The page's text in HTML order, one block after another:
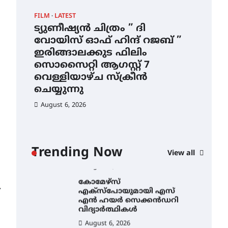
FILM LATEST
ട്യുണീഷ്യൻ ചിത്രം ” ദി
വോയിസ് ഓഫ് ഹിന്ദ് റജബ് ”
ഇരിങ്ങാലക്കുട ഫിലിം
സൊസൈറ്റി ആഗസ്റ്റ് 7
വെള്ളിയാഴ്ച സ്‌ക്രീൻ
ചെയ്യുന്നു
August 6, 2026
Trending Now View all
യുടെ നേട്ടം പ്രതിസന്ധികളോട്
പൊരുതി
August 5, 2026
ട്യുണീഷ്യൻ ചിത്രം ” ദി
വോയിസ് ഓഫ് ഹിന്ദ് റജബ് ”
ഇരിങ്ങാലക്കുട ഫിലിം
സൊസൈറ്റി ആഗസ്റ്റ് 7
വെള്ളിയാഴ്ച സ്‌ക്രീൻ
ചെയ്യുന്നു
August 6, 2026
എക്സ്പോയുമായി എസ്
എൻ ഹയർ സെക്കൻഡറി
വിദ്യാർത്ഥികൾ
August 6, 2026